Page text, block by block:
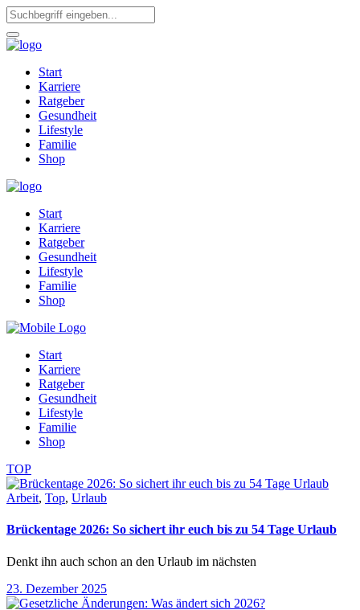
Start
Karriere
Ratgeber
Gesundheit
Lifestyle
Familie
Shop
Start
Karriere
Ratgeber
Gesundheit
Lifestyle
Familie
Shop
Start
Karriere
Ratgeber
Gesundheit
Lifestyle
Familie
Shop
TOP
Arbeit, Top, Urlaub
Brückentage 2026: So sichert ihr euch bis zu 54 Tage Urlaub
Denkt ihn auch schon an den Urlaub im nächsten
23. Dezember 2025